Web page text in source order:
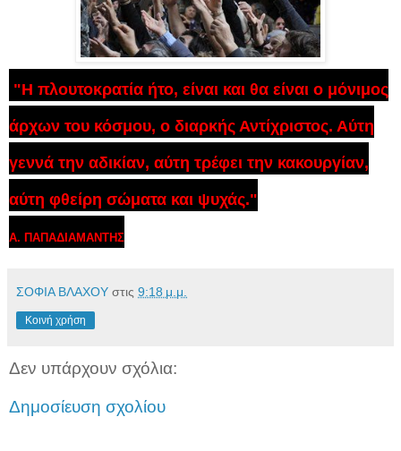
"Η πλουτοκρατία ήτο, είναι και θα είναι ο μόνιμος
άρχων του κόσμου, ο διαρκής Αντίχριστος. Αύτη
γεννά την αδικίαν, αύτη τρέφει την κακουργίαν,
αύτη φθείρη σώματα και ψυχάς."
Α. ΠΑΠΑΔΙΑΜΑΝΤΗΣ
ΣΟΦΙΑ ΒΛΑΧΟΥ στις 9:18 μ.μ.
Κοινή χρήση
Δεν υπάρχουν σχόλια:
Δημοσίευση σχολίου